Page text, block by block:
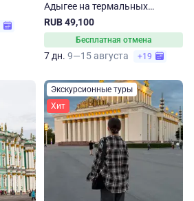
Адыгее на термальных
источниках
RUB 49,100
Бесплатная отмена
7 дн. 9—15 августа +19
Экскурсионные туры
Хит